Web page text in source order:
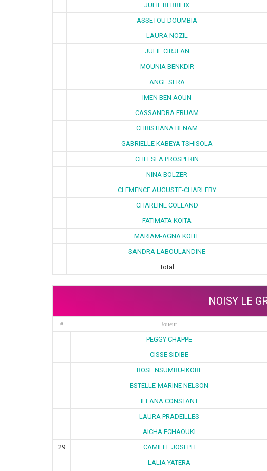
JULIE BERRIEIX
ASSETOU DOUMBIA
LAURA NOZIL
JULIE CIRJEAN
MOUNIA BENKDIR
ANGE SERA
IMEN BEN AOUN
CASSANDRA ERUAM
CHRISTIANA BENAM
GABRIELLE KABEYA TSHISOLA
CHELSEA PROSPERIN
NINA BOLZER
CLEMENCE AUGUSTE-CHARLERY
CHARLINE COLLAND
FATIMATA KOITA
MARIAM-AGNA KOITE
SANDRA LABOULANDINE
Total
NOISY LE
# Joueur
PEGGY CHAPPE
CISSE SIDIBE
ROSE NSUMBU-IKORE
ESTELLE-MARINE NELSON
ILLANA CONSTANT
LAURA PRADEILLES
AICHA ECHAOUKI
29
CAMILLE JOSEPH
LALIA YATERA